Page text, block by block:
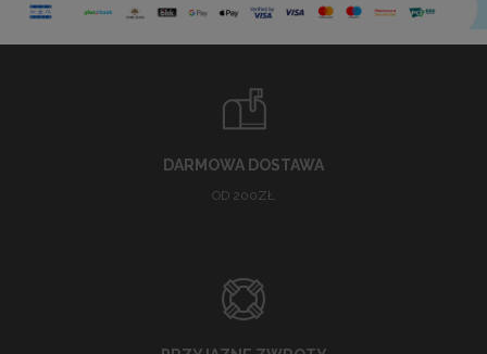
DARMOWA DOSTAWA
OD 200ZŁ